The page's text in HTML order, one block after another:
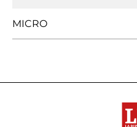
MICRO